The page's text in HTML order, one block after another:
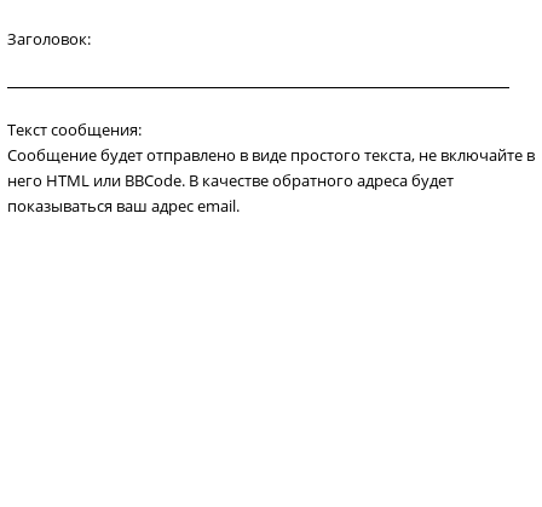
Заголовок:
Текст сообщения:
Сообщение будет отправлено в виде простого текста, не включайте в
него HTML или BBCode. В качестве обратного адреса будет
показываться ваш адрес email.